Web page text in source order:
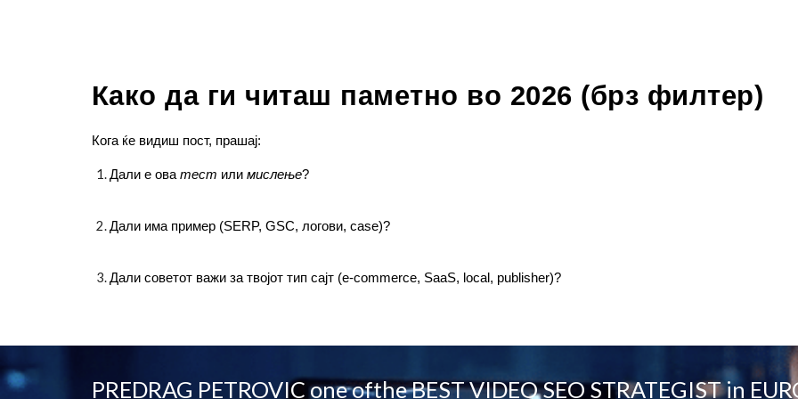
Како да ги читаш паметно во 2026 (брз филтер)
Кога ќе видиш пост, прашај:
Дали е ова тест или мислење?
Дали има пример (SERP, GSC, логови, case)?
Дали советот важи за твојот тип сајт (e-commerce, SaaS, local, publisher)?
PREDRAG PETROVIC one ofthe BEST VIDEO SEO STRATEGIST in